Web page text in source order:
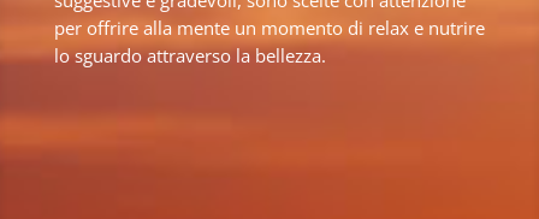
per offrire alla mente un momento di relax e nutrire
lo sguardo attraverso la bellezza.